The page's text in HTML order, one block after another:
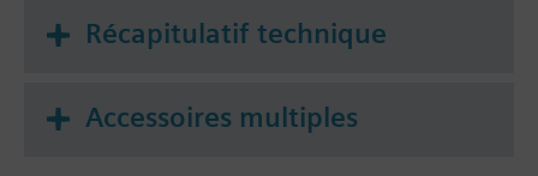
Récapitulatif technique
Accessoires multiples